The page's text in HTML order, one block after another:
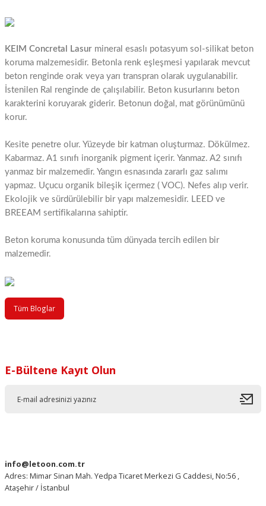
KEIM Concretal Lasur mineral esaslı potasyum sol-silikat beton
koruma malzemesidir. Betonla renk eşleşmesi yapılarak mevcut
beton renginde orak veya yarı transpran olarak uygulanabilir.
İstenilen Ral renginde de çalışılabilir. Beton kusurlarını beton
karakterini koruyarak giderir. Betonun doğal, mat görünümünü
korur.
Kesite penetre olur. Yüzeyde bir katman oluşturmaz. Dökülmez.
Kabarmaz. A1 sınıfı inorganik pigment içerir. Yanmaz. A2 sınıfı
yanmaz bir malzemedir. Yangın esnasında zararlı gaz salımı
yapmaz. Uçucu organik bileşik içermez ( VOC). Nefes alıp verir.
Ekolojik ve sürdürülebilir bir yapı malzemesidir. LEED ve
BREEAM sertifikalarına sahiptir.
Beton koruma konusunda tüm dünyada tercih edilen bir
malzemedir.
Tüm Bloglar
E-Bültene Kayıt Olun
info@letoon.com.tr
Adres: Mimar Sinan Mah. Yedpa Ticaret Merkezi G Caddesi, No:56 ,
Ataşehir / İstanbul